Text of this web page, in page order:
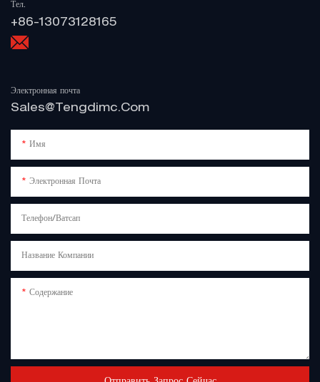
Тел.
+86-13073128165
Электронная почта
Sales@tengdimc.com
Имя
Электронная Почта
Телефон/Ватсап
Название Компании
Содержание